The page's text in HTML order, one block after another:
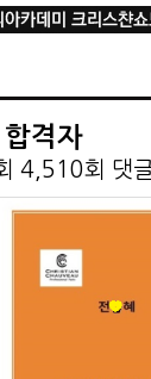
합격자
4,510회 댓